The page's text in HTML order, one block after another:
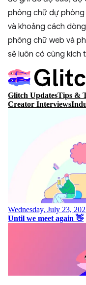
phông chữ dự
và khoảng cách
phông chữ web và
sẽ luôn có cùng kích